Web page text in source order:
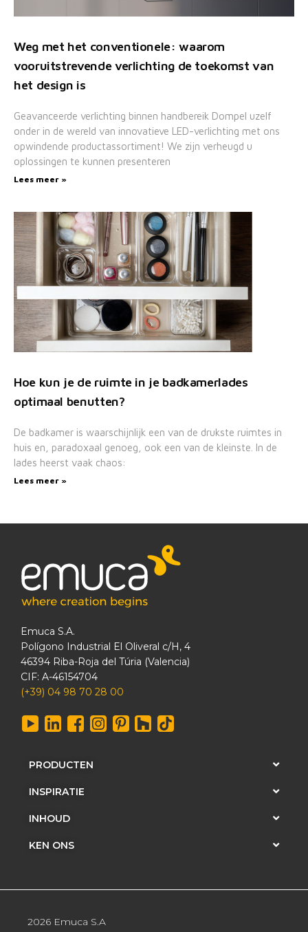
Weg met het conventionele: waarom
vooruitstrevende verlichting de toekomst van
het design is
Geavanceerde verlichting binnen handbereik Dompel uzelf
onder in de wereld van innovatieve LED-verlichting met ons
opwindende productassortiment! We zijn verheugd u
oplossingen te kunnen presenteren
Lees meer »
Hoe kun je de ruimte in je badkamerlades
optimaal benutten?
De badkamer is waarschijnlijk een van de drukste ruimtes in
huis en, paradoxaal genoeg, ook een van de kleinste. In de
lades heerst vaak chaos:
Lees meer »
Emuca S.A.
Polígono Industrial El Oliveral c/H, 4
46394 Riba-Roja del Túria (Valencia)
CIF: A-46154704
(+39) 04 98 70 28 00
PRODUCTEN
INSPIRATIE
INHOUD
KEN ONS
2026 Emuca S.A